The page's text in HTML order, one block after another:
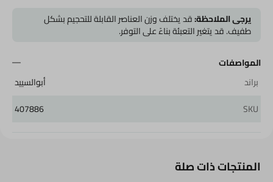
يرجى الملاحظة:قد يختلف وزن العناصر القابلة للتحجيم بشكل
طفيف. قد يتغير التعبئة بناءً على التوفر.
المواصفات
براند
أبوالسييد
SKU
407886
المنتجات ذات صلة